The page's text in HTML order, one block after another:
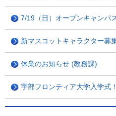
7/19（日）オープンキャンパ
新マスコットキャラクター募
休業のお知らせ (教務課)
宇部フロンティア大学入学式！